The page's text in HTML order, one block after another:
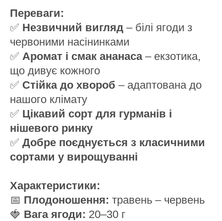
Переваги:
✅ Незвичний вигляд – білі ягоди з
червоними насінинками
✅ Аромат і смак ананаса– екзотика,
що дивує кожного
✅ Стійка до хвороб – адаптована до
нашого клімату
✅ Цікавий сорт для гурманів і
нішевого ринку
✅ Добре поєднується з класичними
сортами у вирощуванні
Характеристики:
📅 Плодоношення: травень – червень
🍓 Вага ягоди: 20–30 г